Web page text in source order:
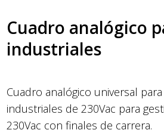
Cuadro analógico
industriales
Cuadro analógico universal
industriales de 230Vac para
230Vac con finales de carrera.